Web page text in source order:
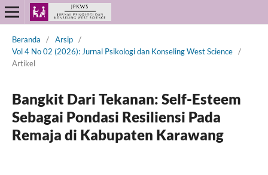
Beranda / Arsip /
Vol 4 No 02 (2026): Jurnal Psikologi dan Konseling West Science /
Artikel
Bangkit Dari Tekanan: Self-Esteem
Sebagai Pondasi Resiliensi Pada
Remaja di Kabupaten Karawang